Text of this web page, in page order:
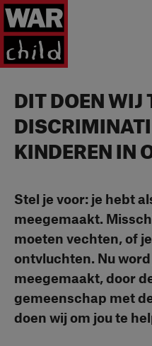
Ga naar homepage
DIT DOEN WIJ
KINDEREN IN
Stel je voor: je hebt
meegemaakt.
moeten vechten, of
ontvluchten. Nu
meegemaakt, door
gemeenschap met
doen wij om jou te